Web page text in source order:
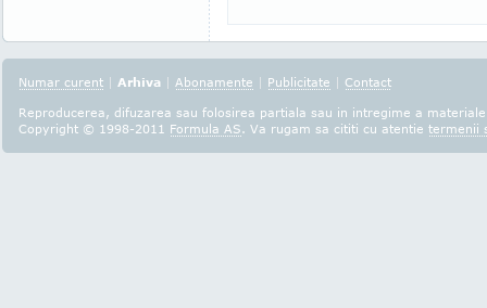
Numar curent | Arhiva | Abonamente | Publicitate | Contact
Reproducerea, difuzarea sau folosirea partiala sau in intregime a
Copyright © 1998-2011 Formula AS. Va rugam sa cititi cu atentie termenii